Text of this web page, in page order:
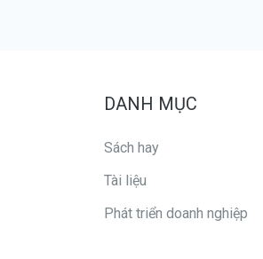
DANH MỤC
Sách hay
Tài liệu
Phát triển doanh nghiệp